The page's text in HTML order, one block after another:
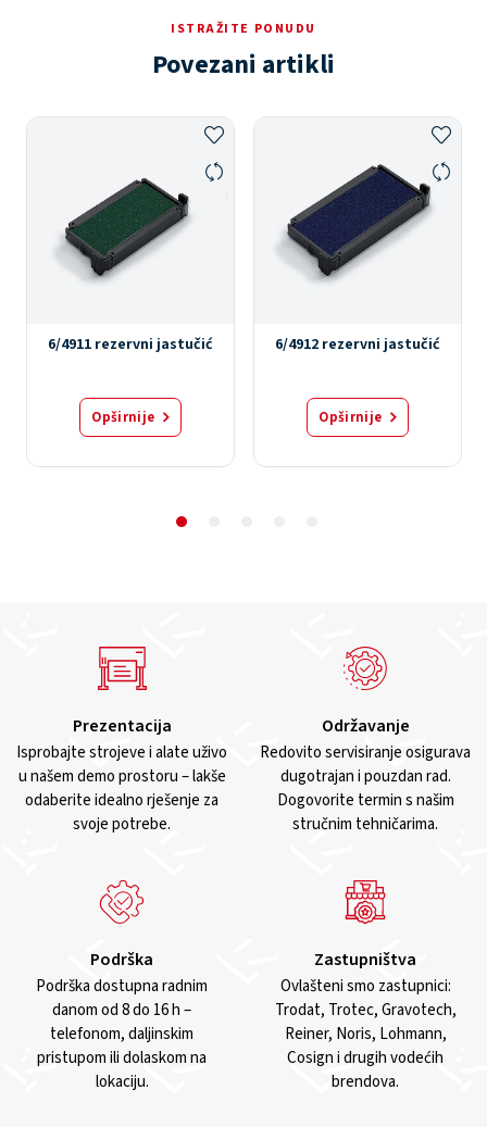
ISTRAŽITE PONUDU
Povezani artikli
6/4911 rezervni jastučić
Opširnije
6/4912 rezervni jastučić
Opširnije
Prezentacija
Isprobajte strojeve i alate uživo
u našem demo prostoru – lakše
odaberite idealno rješenje za
svoje potrebe.
Održavanje
Redovito servisiranje osigurava
dugotrajan i pouzdan rad.
Dogovorite termin s našim
stručnim tehničarima.
Podrška
Podrška dostupna radnim
danom od 8 do 16 h –
telefonom, daljinskim
pristupom ili dolaskom na
lokaciju.
Zastupništva
Ovlašteni smo zastupnici:
Trodat, Trotec, Gravotech,
Reiner, Noris, Lohmann,
Cosign i drugih vodećih
brendova.